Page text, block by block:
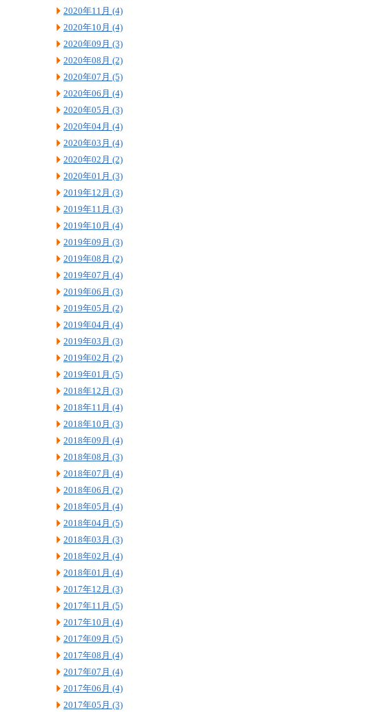
2020年11月 (4)
2020年10月 (4)
2020年09月 (3)
2020年08月 (2)
2020年07月 (5)
2020年06月 (4)
2020年05月 (3)
2020年04月 (4)
2020年03月 (4)
2020年02月 (2)
2020年01月 (3)
2019年12月 (3)
2019年11月 (3)
2019年10月 (4)
2019年09月 (3)
2019年08月 (2)
2019年07月 (4)
2019年06月 (3)
2019年05月 (2)
2019年04月 (4)
2019年03月 (3)
2019年02月 (2)
2019年01月 (5)
2018年12月 (3)
2018年11月 (4)
2018年10月 (3)
2018年09月 (4)
2018年08月 (3)
2018年07月 (4)
2018年06月 (2)
2018年05月 (4)
2018年04月 (5)
2018年03月 (3)
2018年02月 (4)
2018年01月 (4)
2017年12月 (3)
2017年11月 (5)
2017年10月 (4)
2017年09月 (5)
2017年08月 (4)
2017年07月 (4)
2017年06月 (4)
2017年05月 (3)